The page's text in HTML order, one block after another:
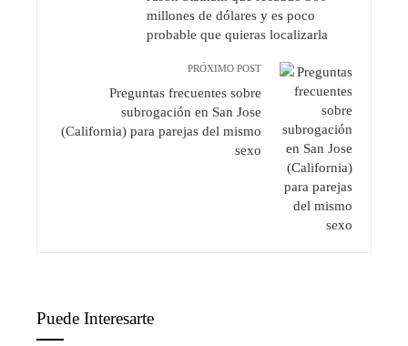
millones de dólares y es poco
probable que quieras localizarla
PRÓXIMO POST
Preguntas frecuentes sobre
subrogación en San Jose
(California) para parejas del mismo
sexo
Puede Interesarte